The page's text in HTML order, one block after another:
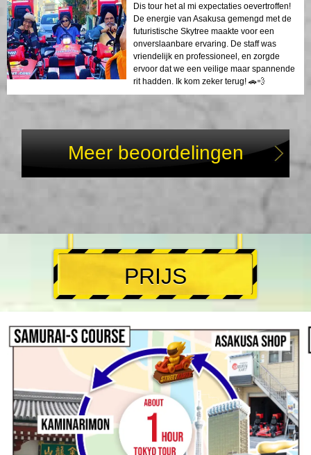
Dis tour het al mi expectaties oevertroffen!
De energie van Asakusa gemengd met de
futuristische Skytree maakte voor een
onverslaanbare ervaring. De staff was
vriendelijk en professioneel, en zorgde
ervoor dat we een veilige maar spannende
rit hadden. Ik kom zeker terug! 🚗💨
Meer beoordelingen
PRIJS